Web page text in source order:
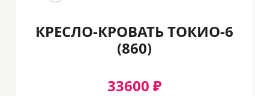
КРЕСЛО-КРОВАТЬ ТОКИО-6
(860)
33600 ₽